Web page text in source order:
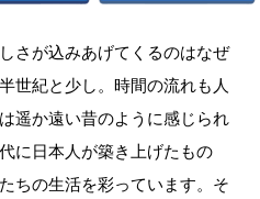
さが込みあげてくるのはなぜ
世紀と少し。時間の流れも人
遥か遠い昔のように感じられ
に日本人が築き上げたもの
ちの生活を彩っています。そ